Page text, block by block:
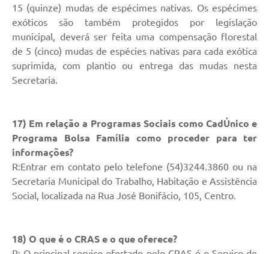
15 (quinze) mudas de espécimes nativas. Os espécimes
exóticos são também protegidos por legislação
municipal, deverá ser feita uma compensação florestal
de 5 (cinco) mudas de espécies nativas para cada exótica
suprimida, com plantio ou entrega das mudas nesta
Secretaria.
17) Em relação a Programas Sociais como CadÚnico e
Programa Bolsa Família como proceder para ter
informações?
R:Entrar em contato pelo telefone (54)3244.3860 ou na
Secretaria Municipal do Trabalho, Habitação e Assistência
Social, localizada na Rua José Bonifácio, 105, Centro.
18) O que é o CRAS e o que oferece?